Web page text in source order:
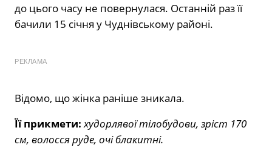
до цього часу не повернулася. Останній раз її
бачили 15 січня у Чуднівському районі.
РЕКЛАМА
Відомо, що жінка раніше зникала.
Її прикмети: худорлявої тілобудови, зріст 170
см, волосся руде, очі блакитні.